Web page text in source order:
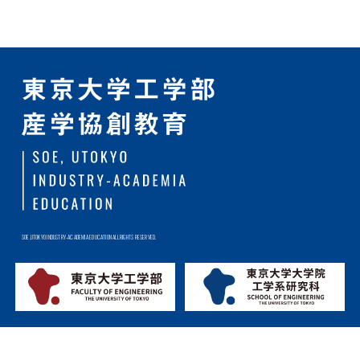
SOE,UTOKYO INDUSTRY-ACADEMIA EDUCATION ALL RIGHTS RESERVED.